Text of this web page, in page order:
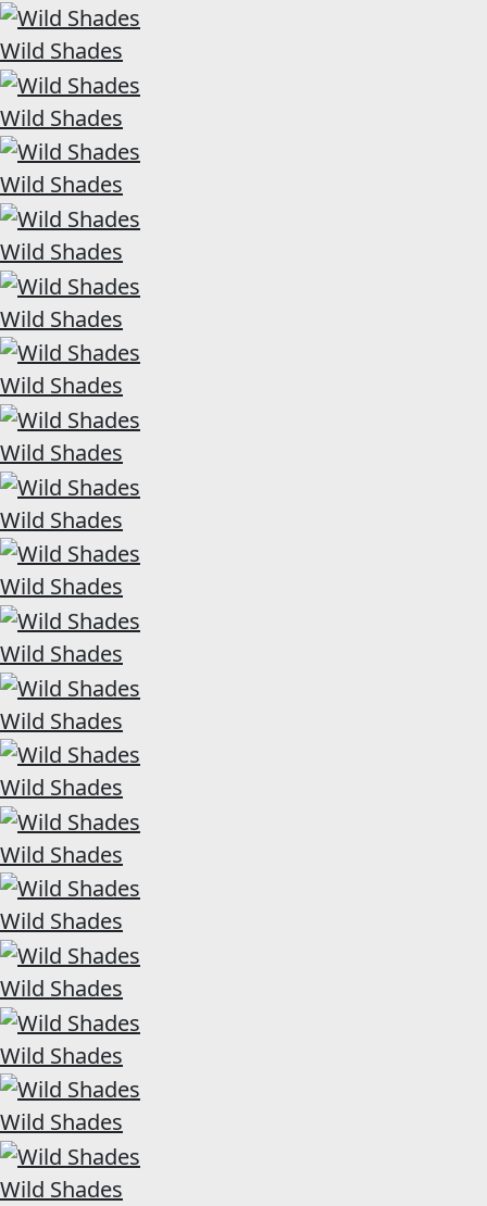
Wild Shades
Wild Shades
Wild Shades
Wild Shades
Wild Shades
Wild Shades
Wild Shades
Wild Shades
Wild Shades
Wild Shades
Wild Shades
Wild Shades
Wild Shades
Wild Shades
Wild Shades
Wild Shades
Wild Shades
Wild Shades